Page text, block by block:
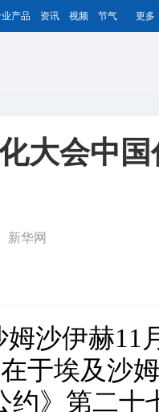
产品 资讯 视频 节气 更多
大会中
新华网
沙伊赫11
于埃及沙
约》第二十